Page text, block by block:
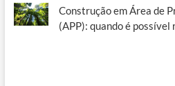
Construção em Área de
(APP): quando é possível